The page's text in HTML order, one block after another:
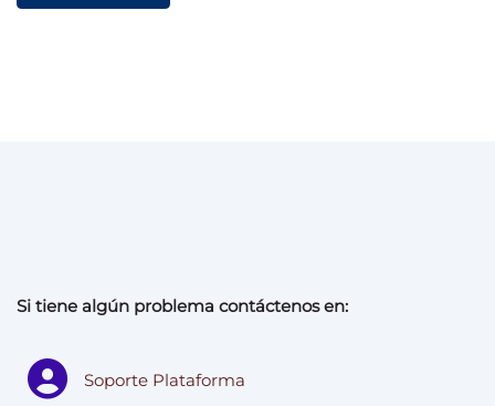
Si tiene algún problema contáctenos en:
Soporte Plataforma